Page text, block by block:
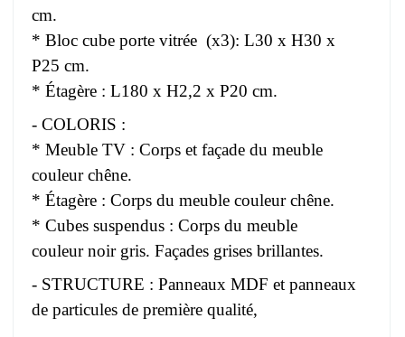
cm.
* Bloc cube porte vitrée (x3): L30 x H30 x
P25 cm.
* Étagère : L180 x H2,2 x P20 cm.
- COLORIS :
* Meuble TV : Corps et façade du meuble
couleur chêne.
* Étagère : Corps du meuble couleur chêne.
* Cubes suspendus : Corps du meuble
couleur noir gris. Façades grises brillantes.
- STRUCTURE : Panneaux MDF et panneaux
de particules de première qualité,